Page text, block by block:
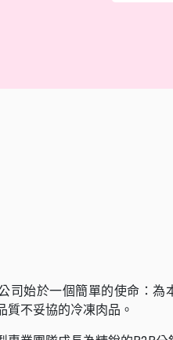
司始於一個簡單的使命：為
質不妥協的冷凍肉品。